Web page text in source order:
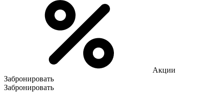
Акции
Забронировать
Забронировать